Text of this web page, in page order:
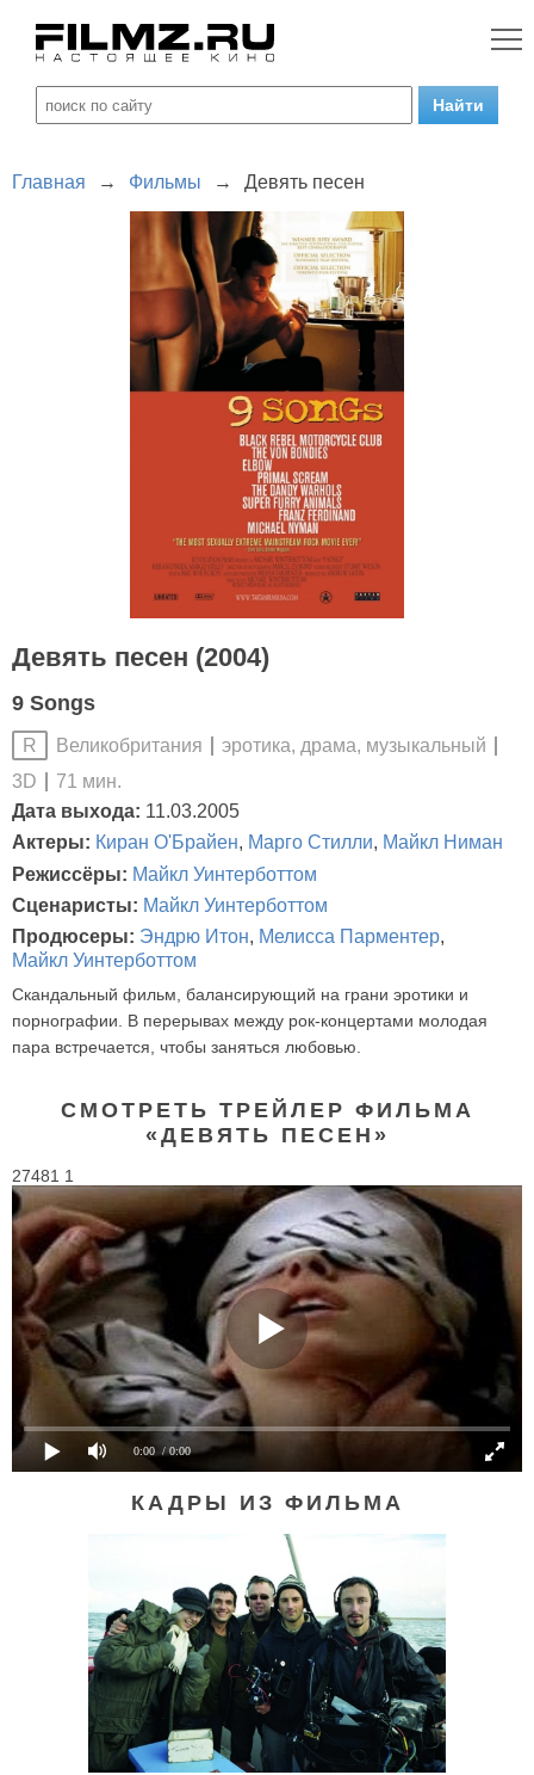
Главная → Фильмы → Девять песен
Девять песен (2004)
9 Songs
R Великобритания
эротика, драма, музыкальный
3D
71 мин.
Дата выхода: 11.03.2005
Актеры: Киран О'Брайен, Марго Стилли, Майкл Ниман
Режиссёры: Майкл Уинтерботтом
Сценаристы: Майкл Уинтерботтом
Продюсеры: Эндрю Итон, Мелисса Парментер,
Майкл Уинтерботтом
Скандальный фильм, балансирующий на грани эротики и
порнографии. В перерывах между рок-концертами молодая
пара встречается, чтобы заняться любовью.
СМОТРЕТЬ ТРЕЙЛЕР ФИЛЬМА
«ДЕВЯТЬ ПЕСЕН»
27481 1
0:00 / 0:00
КАДРЫ ИЗ ФИЛЬМА